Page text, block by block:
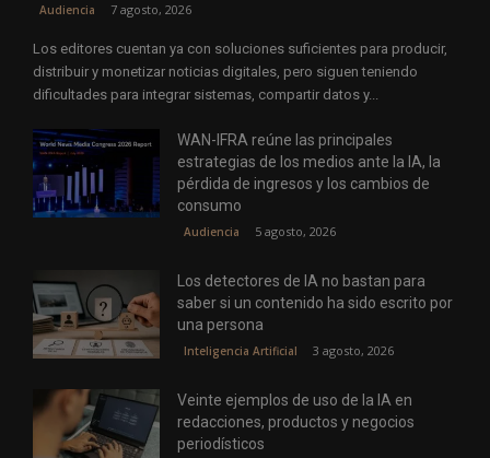
Audiencia 7 agosto, 2026
Los editores cuentan ya con soluciones suficientes para producir,
distribuir y monetizar noticias digitales, pero siguen teniendo
dificultades para integrar sistemas, compartir datos y...
WAN-IFRA reúne las principales
estrategias de los medios ante la IA, la
pérdida de ingresos y los cambios de
consumo
Audiencia 5 agosto, 2026
Los detectores de IA no bastan para
saber si un contenido ha sido escrito por
una persona
Inteligencia Artificial 3 agosto, 2026
Veinte ejemplos de uso de la IA en
redacciones, productos y negocios
periodísticos